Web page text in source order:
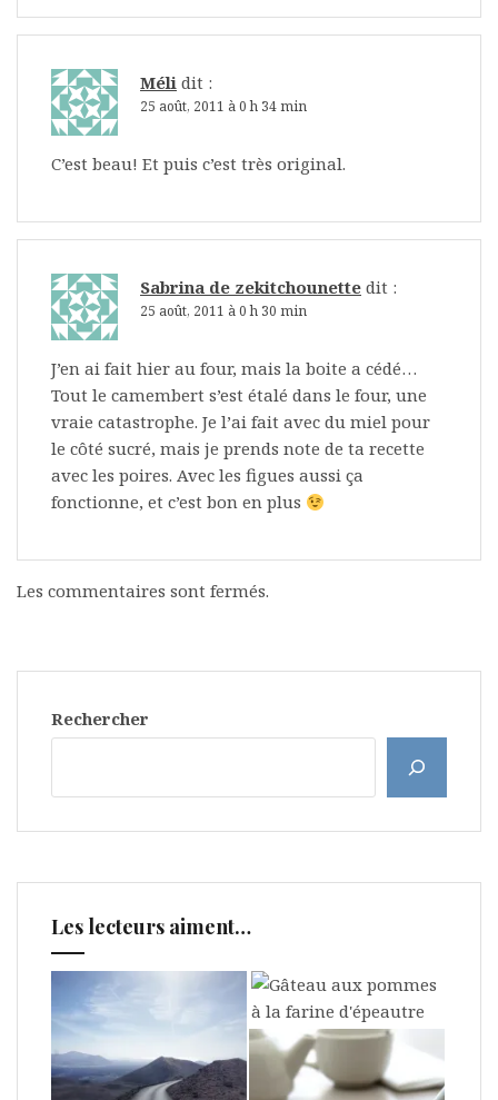
Méli dit :
25 août, 2011 à 0 h 34 min
C’est beau! Et puis c’est très original.
Sabrina de zekitchounette dit :
25 août, 2011 à 0 h 30 min
J’en ai fait hier au four, mais la boite a cédé…
Tout le camembert s’est étalé dans le four, une
vraie catastrophe. Je l’ai fait avec du miel pour
le côté sucré, mais je prends note de ta recette
avec les poires. Avec les figues aussi ça
fonctionne, et c’est bon en plus
Les commentaires sont fermés.
Rechercher
Les lecteurs aiment…